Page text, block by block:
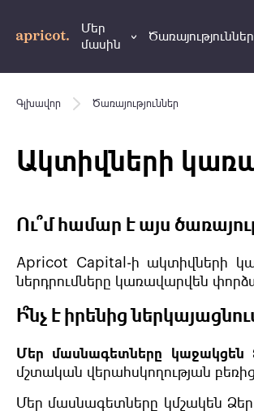
Մեր
մասին
Ծառայություններ
Գլխավոր Ծառայություններ
Ակտիվների
Ու՞մ համար է այս
Apricot Capital-ի ակտիվների
ներդրումները կառավարվեն
Ի՞նչ է իրենից
Մեր մասնագետները կաջակցեն
մշտական վերահսկողության
Մեր մասնագետները կմշակեն